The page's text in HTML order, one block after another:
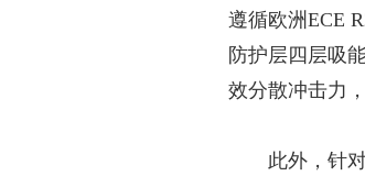
遵循欧洲ECE
防护层四层吸
效分散冲击力
此外，针